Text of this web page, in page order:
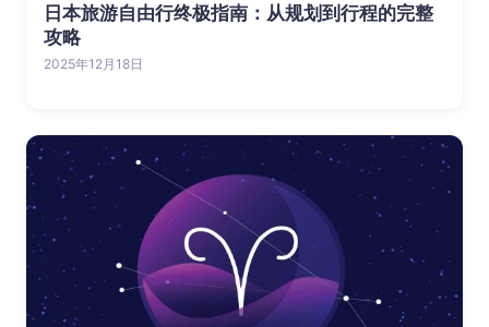
日本旅游自由行终极指南：从规划到行程的完整
攻略
2025年12月18日